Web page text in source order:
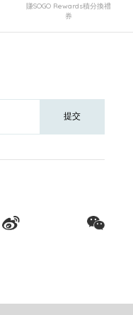
賺SOGO Rewards積分換禮
券
提交